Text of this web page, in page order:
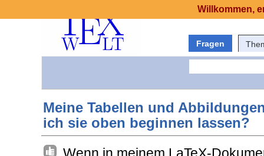
Fragen
Meine Tabellen und
ich sie oben beginnen lassen?
Willkommen,